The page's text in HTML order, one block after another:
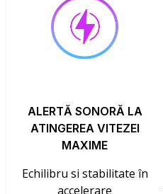
ALERTĂ SONORĂ LA
ATINGEREA VITEZEI
MAXIME
Echilibru si stabilitate în
accelerare